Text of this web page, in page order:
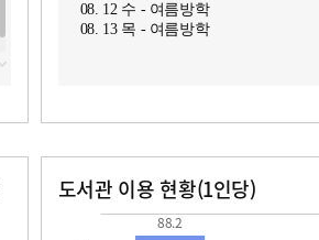
08. 12 수 - 여름방학
08. 13 목 - 여름방학
도서관 이용 현황(1인당)
88.2